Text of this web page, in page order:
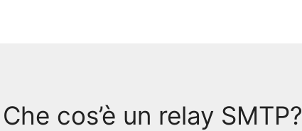
Che cos’è un relay SMTP?